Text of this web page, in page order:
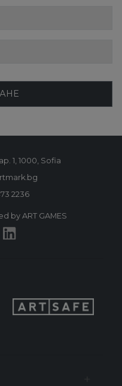
1, 1000, Sofia
2236
by ART GAMES